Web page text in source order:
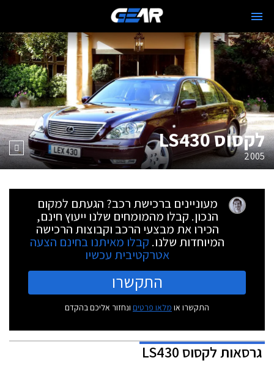
לקסוס LS430
2005
מעוניינים ברכישת רכב? הגעתם למקום
הנכון. קבלו מהמומחים שלנו ייעוץ חינם,
הכירו את מבצעי הרכב וקבוצות הרכישה
המיוחדות שלנו. קבלו מאיתנו בחינם הצעה
אטרקטיבית עכשיו
התקשרו
התקשרו או מלאו פרטים ונחזור אליכם בהקדם
גרסאותלקסוס LS430